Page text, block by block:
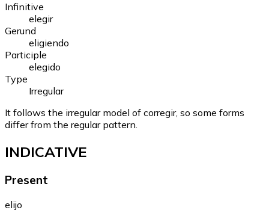
Infinitive
elegir
Gerund
eligiendo
Participle
elegido
Type
Irregular
It follows the irregular model of corregir, so some forms
differ from the regular pattern.
INDICATIVE
Present
elijo